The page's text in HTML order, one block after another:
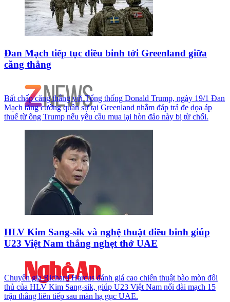
Đan Mạch tiếp tục điều binh tới Greenland giữa
căng thẳng
Bất chấp căng thẳng với Tổng thống Donald Trump, ngày 19/1 Đan
Mạch tăng cường quân sự tại Greenland nhằm đáp trả đe dọa áp
thuế từ ông Trump nếu yêu cầu mua lại hòn đảo này bị từ chối.
HLV Kim Sang-sik và nghệ thuật điều binh giúp
U23 Việt Nam thắng nghẹt thở UAE
Chuyên gia Richard Harcus đánh giá cao chiến thuật bào mòn đối
thủ của HLV Kim Sang-sik, giúp U23 Việt Nam nối dài mạch 15
trận thắng liên tiếp sau màn hạ gục UAE.